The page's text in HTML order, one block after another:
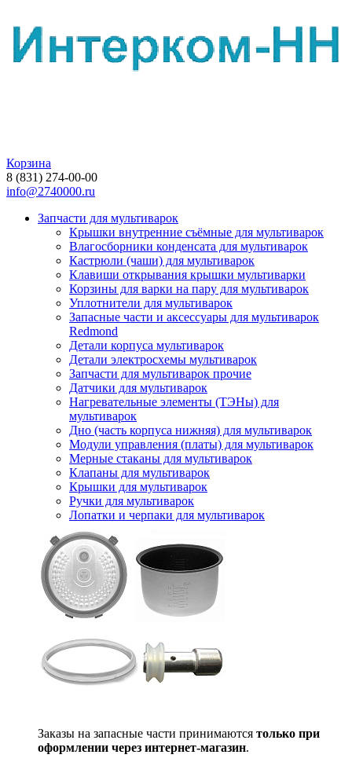
Корзина
8 (831) 274-00-00
info@2740000.ru
Запчасти для мультиварок
Крышки внутренние съёмные для мультиварок
Влагосборники конденсата для мультиварок
Кастрюли (чаши) для мультиварок
Клавиши открывания крышки мультиварки
Корзины для варки на пару для мультиварок
Уплотнители для мультиварок
Запасные части и аксессуары для мультиварок
Redmond
Детали корпуса мультиварок
Детали электросхемы мультиварок
Запчасти для мультиварок прочие
Датчики для мультиварок
Нагревательные элементы (ТЭНы) для
мультиварок
Дно (часть корпуса нижняя) для мультиварок
Модули управления (платы) для мультиварок
Мерные стаканы для мультиварок
Клапаны для мультиварок
Крышки для мультиварок
Ручки для мультиварок
Лопатки и черпаки для мультиварок
Заказы на запасные части принимаются только при
оформлении через интернет-магазин.